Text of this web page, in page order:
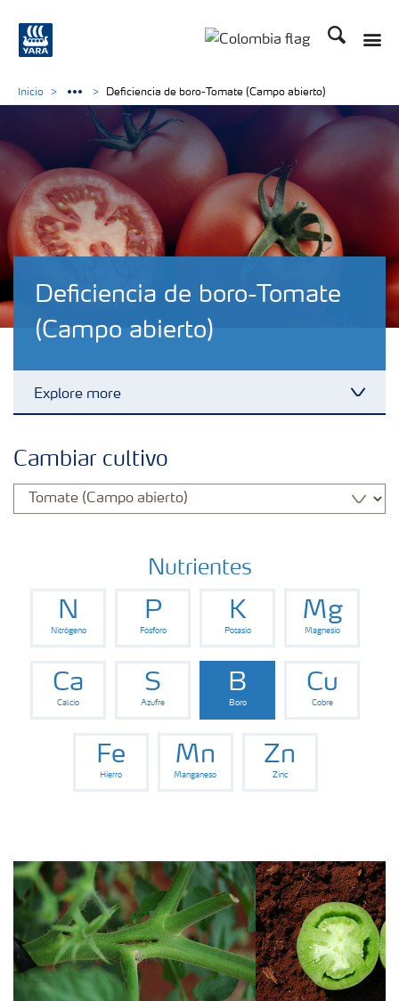
Buscar
Deficiencia de boro-Tomate
(Campo abierto)
Explore more
Productos
Portafolio de Agricultura Digital
Almacenaje y manejo de fertilizantes
Cultivos
Inicio Deficiencia de boro-Tomate (Campo abierto)
Cambiar cultivo
Nutrientes
N
Nitrógeno
P
Fósforo
K
Potasio
Mg
Magnesio
Ca
Calcio
S
Azufre
B
Boro
Cu
Cobre
Fe
Hierro
Mn
Manganeso
Zn
Zinc